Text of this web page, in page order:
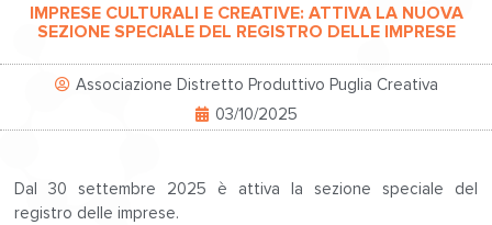
IMPRESE CULTURALI E CREATIVE: ATTIVA LA NUOVA
SEZIONE SPECIALE DEL REGISTRO DELLE IMPRESE
Associazione Distretto Produttivo Puglia Creativa
03/10/2025
Dal 30 settembre 2025 è attiva la sezione speciale del
registro delle imprese.